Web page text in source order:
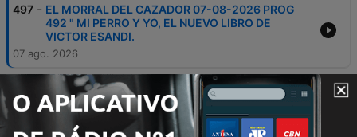
497 - EL MORRAL DEL CAZADOR 07-08-2026 PROG
492 " MI PERRO Y YO, EL NUEVO LIBRO DE
VICTOR ESANDI.
07 ago. 2026
EL MORRAL DEL CAZADOR 31-07-2026 PROG
491 " LA VERDAD Y LA REALIDAD DEL MAYOR
INCENDIO OCURRIDO EN ESPAÑA"
31 jul. 2026